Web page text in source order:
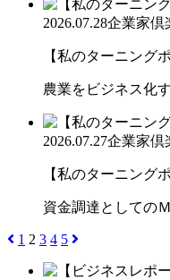
2026.07.28企業家倶
【私のターニン
農業をビジネス化
2026.07.27企業家倶
【私のターニン
資金調達としての
1 2 3 4 5